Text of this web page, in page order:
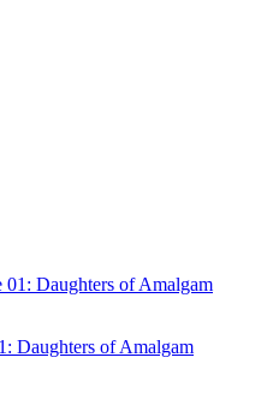
Daughters of Amalgam